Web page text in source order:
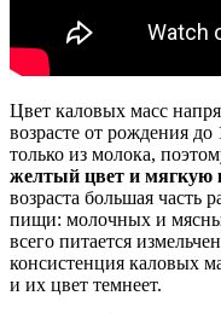
Цвет каловых масс
возрасте от рождения
только из молока,
желтый цвет и мягкую
возраста большая часть
пищи: молочных и
всего питается
консистенция каловых
и их цвет темнеет.